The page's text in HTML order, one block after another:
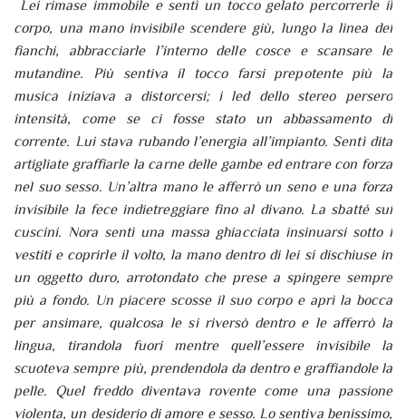
Lei rimase immobile e sentì un tocco gelato percorrerle il
corpo, una mano invisibile scendere giù, lungo la linea dei
fianchi, abbracciarle l’interno delle cosce e scansare le
mutandine. Più sentiva il tocco farsi prepotente più la
musica iniziava a distorcersi; i led dello stereo persero
intensità, come se ci fosse stato un abbassamento di
corrente. Lui stava rubando l’energia all’impianto. Sentì dita
artigliate graffiarle la carne delle gambe ed entrare con forza
nel suo sesso. Un’altra mano le afferrò un seno e una forza
invisibile la fece indietreggiare fino al divano. La sbatté sui
cuscini. Nora sentì una massa ghiacciata insinuarsi sotto i
vestiti e coprirle il volto, la mano dentro di lei si dischiuse in
un oggetto duro, arrotondato che prese a spingere sempre
più a fondo. Un piacere scosse il suo corpo e aprì la bocca
per ansimare, qualcosa le si riversò dentro e le afferrò la
lingua, tirandola fuori mentre quell’essere invisibile la
scuoteva sempre più, prendendola da dentro e graffiandole la
pelle. Quel freddo diventava rovente come una passione
violenta, un desiderio di amore e sesso. Lo sentiva benissimo,